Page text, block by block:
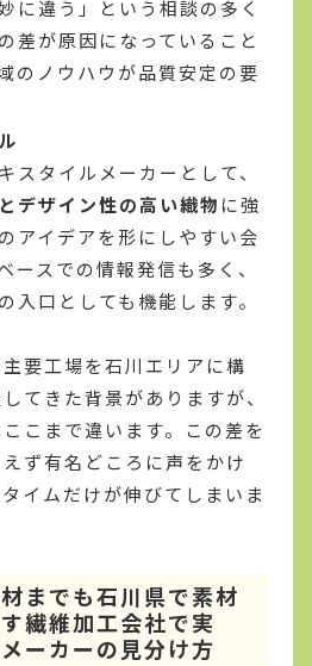
に違う」という相談の多く
差が原因になっていること
のノウハウが品質安定の要
スタイルメーカーとして、
デザイン性の高い織物 に強
アイデアを形にしやすい会
ースでの情報発信も多く、
入口としても機能します。
要工場を石川エリアに構
てきた背景がありますが、
こまで違います。この差を
ず有名どころに声をかけ
イムだけが伸びてしまいま
までも石川県で素材
繊維加工会社で実
ーカーの見分け方